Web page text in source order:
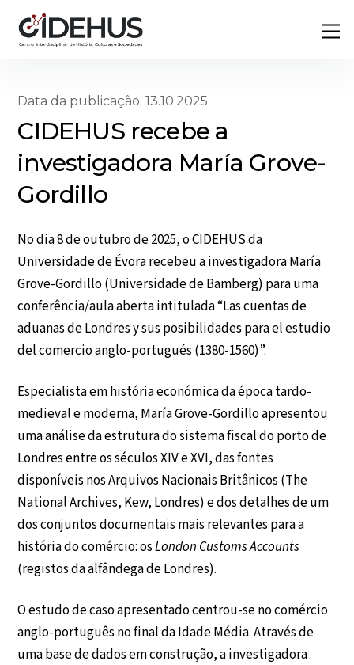
content
Data da publicação: 13.10.2025
CIDEHUS recebe a
investigadora María Grove-
Gordillo
No dia 8 de outubro de 2025, o CIDEHUS da
Universidade de Évora recebeu a investigadora María
Grove-Gordillo (Universidade de Bamberg) para uma
conferência/aula aberta intitulada “Las cuentas de
aduanas de Londres y sus posibilidades para el estudio
del comercio anglo-portugués (1380-1560)”.
Especialista em história económica da época tardo-
medieval e moderna, María Grove-Gordillo apresentou
uma análise da estrutura do sistema fiscal do porto de
Londres entre os séculos XIV e XVI, das fontes
disponíveis nos Arquivos Nacionais Britânicos (The
National Archives, Kew, Londres) e dos detalhes de um
dos conjuntos documentais mais relevantes para a
história do comércio: osLondon Customs Accounts
(registos da alfândega de Londres).
O estudo de caso apresentado centrou-se no comércio
anglo-português no final da Idade Média. Através de
uma base de dados em construção, a investigadora